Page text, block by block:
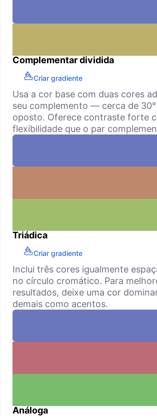
Complementar dividida
Criar gradiente
Usa a cor base com duas cores
seu complemento — cerca de
oposto. Oferece contraste forte
flexibilidade que o par
Triádica
Criar gradiente
Inclui três cores igualmente
no círculo cromático. Para
resultados, deixe uma cor
demais como acentos.
Análoga